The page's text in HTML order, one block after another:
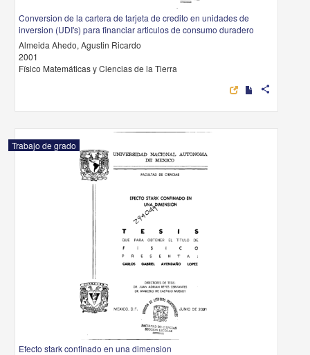
Conversion de la cartera de tarjeta de credito en unidades de
inversion (UDI's) para financiar articulos de consumo duradero
Almeida Ahedo, Agustin Ricardo
2001
Físico Matemáticas y Ciencias de la Tierra
share
Trabajo de grado
Efecto stark confinado en una dimension